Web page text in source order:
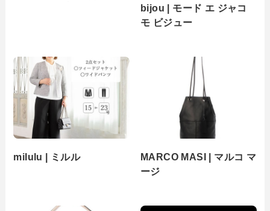
bijou | モード エ ジャコ
モ ビジュー
milulu | ミルル
MARCO MASI | マルコ マ
ージ